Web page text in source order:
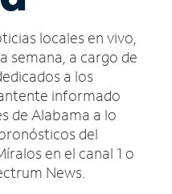
locales en vivo,
semana, a cargo de
a los
informado
de Alabama a lo
del
en el canal 1 o
News.